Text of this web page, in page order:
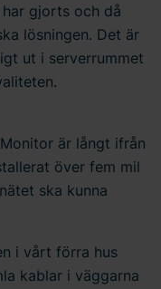
gjorts och då
lösningen. Det är
ut i serverrummet
är långt ifrån
över fem mil
ska kunna
i vårt förra hus
kablar i väggarna